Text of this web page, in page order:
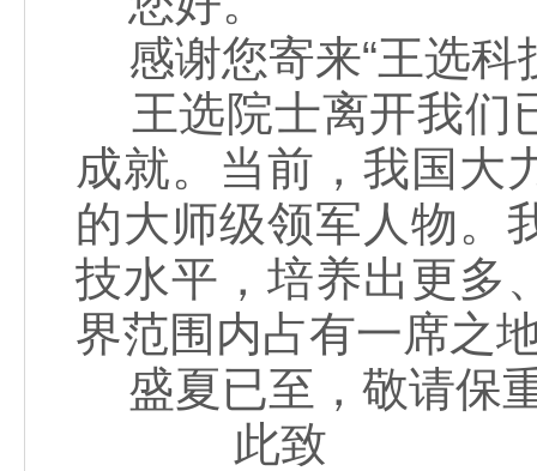
感谢您寄来“王选科
王选院士离开我们
成就。当前，我国大
的大师级领军人物。
技水平，培养出更多
界范围内占有一席之
盛夏已至，敬请保
此致